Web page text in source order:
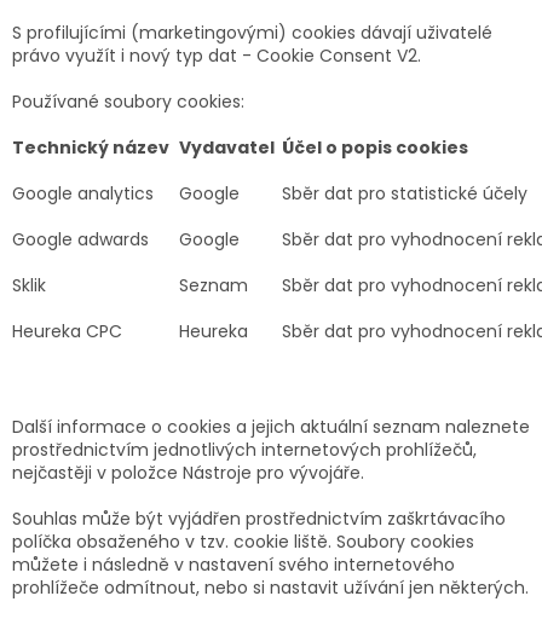
S profilujícími (marketingovými) cookies dávají uživatelé
právo využít i nový typ dat - Cookie Consent V2.
Používané soubory cookies:
Technický název Vydavatel Účel o popis cookies
Google analytics
Google
Sběr dat pro statistické účely
Google adwards
Google
Sběr dat pro vyhodnocení
Sklik
Seznam
Sběr dat pro vyhodnocení
Heureka CPC
Heureka Sběr dat pro vyhodnocení
Další informace o cookies a jejich aktuální seznam naleznete
prostřednictvím jednotlivých internetových prohlížečů,
nejčastěji v položce Nástroje pro vývojáře.
Souhlas může být vyjádřen prostřednictvím zaškrtávacího
políčka obsaženého v tzv. cookie liště. Soubory cookies
můžete i následně v nastavení svého internetového
prohlížeče odmítnout, nebo si nastavit užívání jen některých.